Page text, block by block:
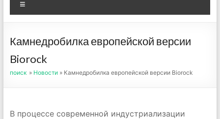
дробления угля,
измельчения печного
порошка
Камнедробилка европейской версии
Biorock
поиск » Новости» Камнедробилка европейской версии Biorock
В процессе современной индустриализации